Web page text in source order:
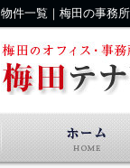
物件一覧｜梅田の事務